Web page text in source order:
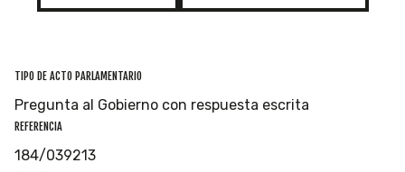
TIPO DE ACTO PARLAMENTARIO
Pregunta al Gobierno con respuesta escrita
REFERENCIA
184/039213